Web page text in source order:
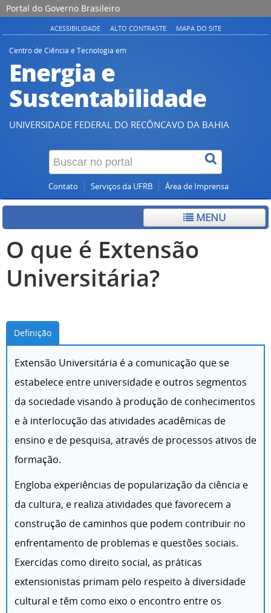
Portal do Governo Brasileiro
ACESSIBILIDADE ALTO CONTRASTE MAPA DO SITE
Centro de Ciência e Tecnologia em
Energia e
Sustentabilidade
UNIVERSIDADE FEDERAL DO RECÔNCAVO DA BAHIA
Contato Serviços da UFRB Área de Imprensa
MENU
O que é Extensão
Universitária?
Definição
Extensão Universitária é a comunicação que se
estabelece entre universidade e outros segmentos
da sociedade visando à produção de conhecimentos
e à interlocução das atividades acadêmicas de
ensino e de pesquisa, através de processos ativos de
formação.
Engloba experiências de popularização da ciência e
da cultura, e realiza atividades que favorecem a
construção de caminhos que podem contribuir no
enfrentamento de problemas e questões sociais.
Exercidas como direito social, as práticas
extensionistas primam pelo respeito à diversidade
cultural e têm como eixo o encontro entre os